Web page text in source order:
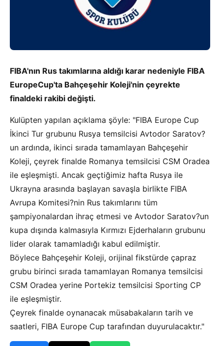
FIBA'nın Rus takımlarına aldığı karar nedeniyle FIBA
EuropeCup'ta Bahçeşehir Koleji'nin çeyrekte
finaldeki rakibi değişti.
Kulüpten yapılan açıklama şöyle: "FIBA Europe Cup
İkinci Tur grubunu Rusya temsilcisi Avtodor Saratov?
un ardında, ikinci sırada tamamlayan Bahçeşehir
Koleji, çeyrek finalde Romanya temsilcisi CSM Oradea
ile eşleşmişti. Ancak geçtiğimiz hafta Rusya ile
Ukrayna arasında başlayan savaşla birlikte FIBA
Avrupa Komitesi?nin Rus takımlarını tüm
şampiyonalardan ihraç etmesi ve Avtodor Saratov?un
kupa dışında kalmasıyla Kırmızı Ejderhaların grubunu
lider olarak tamamladığı kabul edilmiştir.
Böylece Bahçeşehir Koleji, orijinal fikstürde çapraz
grubu birinci sırada tamamlayan Romanya temsilcisi
CSM Oradea yerine Portekiz temsilcisi Sporting CP
ile eşleşmiştir.
Çeyrek finalde oynanacak müsabakaların tarih ve
saatleri, FIBA Europe Cup tarafından duyurulacaktır."